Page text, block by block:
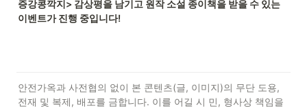
증강콩깍지> 감상평을 남기고 원작 소설 종이책을 받을 수 있는
이벤트가 진행 중입니다!
안전가옥과 사전협의 없이 본 콘텐츠(글, 이미지)의 무단 도용,
전재 및 복제, 배포를 금합니다. 이를 어길 시 민, 형사상 책임을